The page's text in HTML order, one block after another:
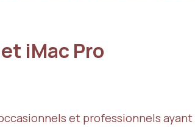
iMac Pro
et professionnels